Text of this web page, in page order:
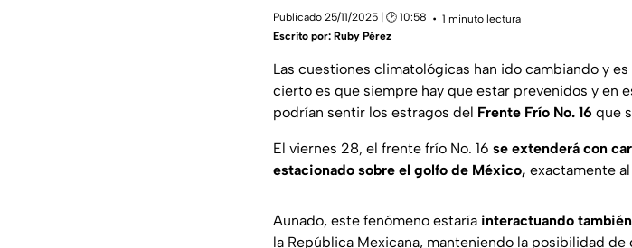
Publicado 25/11/2025 | 🕑 10:58
1 minuto lectura
Escrito por: Ruby Pérez
Las cuestiones climatológicas han ido cambiando y
cierto es que siempre hay que estar prevenidos y en
podrían sentir los estragos del Frente Frío No. 16 que
El viernes 28, el frente frío No. 16 se extenderá con
estacionado sobre el golfo de México, exactamente
Aunado, este fenómeno estaría interactuando
la República Mexicana, manteniendo la posibilidad